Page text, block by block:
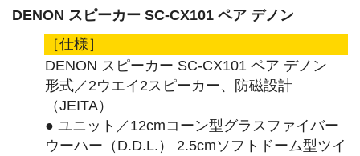
DENON スピーカー SC-CX101 ペア デノン
［仕様］
DENON スピーカー SC-CX101 ペア デノン
形式／2ウエイ2スピーカー、防磁設計
（JEITA）
● ユニット／12cmコーン型グラスファイバー
ウーハー（D.D.L.） 2.5cmソフトドーム型ツイ